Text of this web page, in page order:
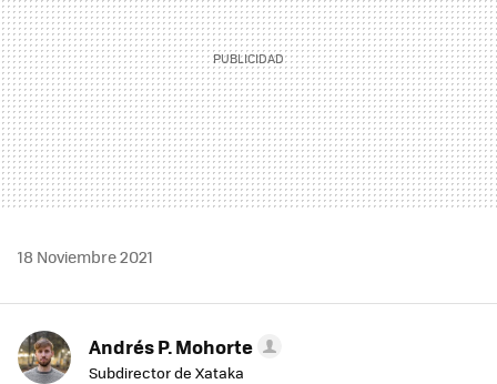
18 Noviembre 2021
Andrés P. Mohorte
Subdirector de Xataka